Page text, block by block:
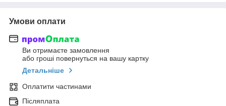
Умови оплати
Ви отримаєте замовлення
або гроші повернуться на вашу картку
Детальніше
Оплатити частинами
Післяплата